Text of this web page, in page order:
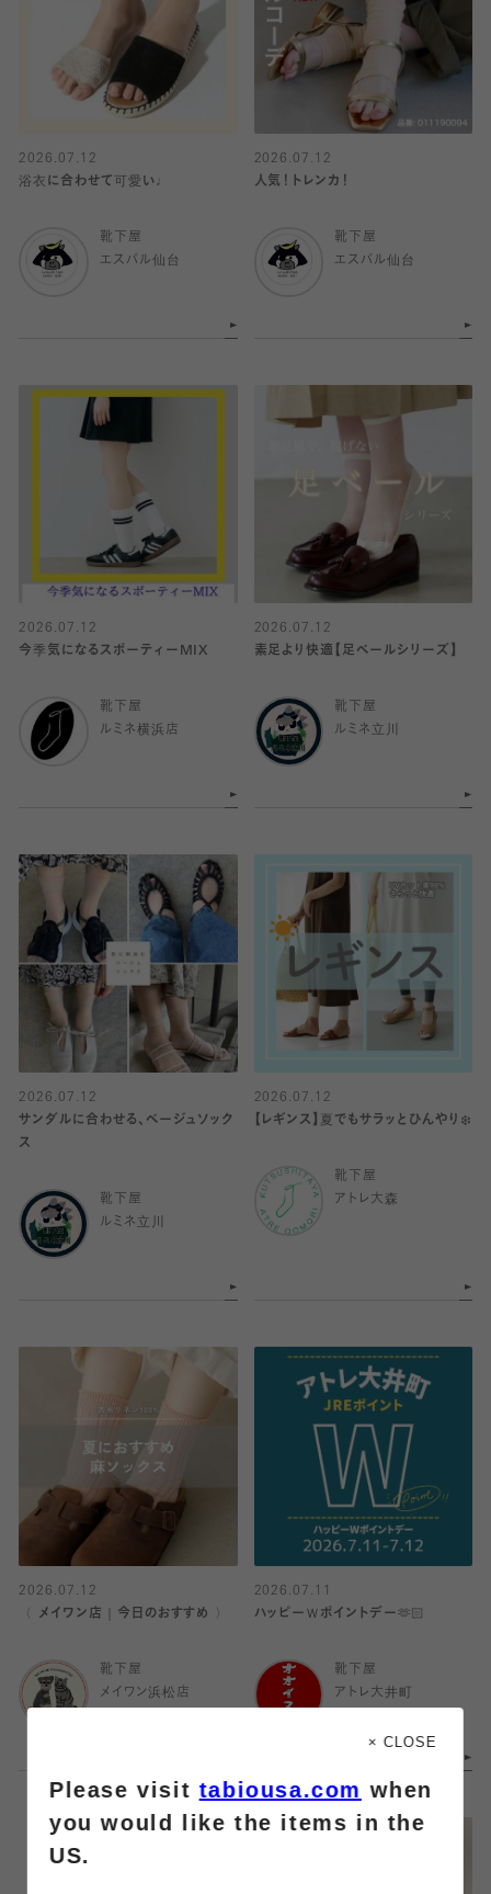
2026.07.12
浴衣に合わせて可愛い♩
靴下屋
エスパル仙台
2026.07.12
人気！トレンカ！
靴下屋
エスパル仙台
2026.07.12
今季気になるスポーティーMIX
靴下屋
ルミネ横浜店
2026.07.12
素足より快適【足ベールシリーズ】
靴下屋
ルミネ立川
2026.07.12
サンダルに合わせる、ベージュソック
ス
靴下屋
ルミネ立川
2026.07.12
【レギンス】夏でもサラッとひんやり❄️
靴下屋
アトレ大森
2026.07.12
〈 メイワン店｜今日のおすすめ 〉
靴下屋
メイワン浜松店
2026.07.11
ハッピーＷポイントデー🫶🏻
靴下屋
アトレ大井町
× CLOSE
Please visittabiousa.com when
you would like the items in the
US.